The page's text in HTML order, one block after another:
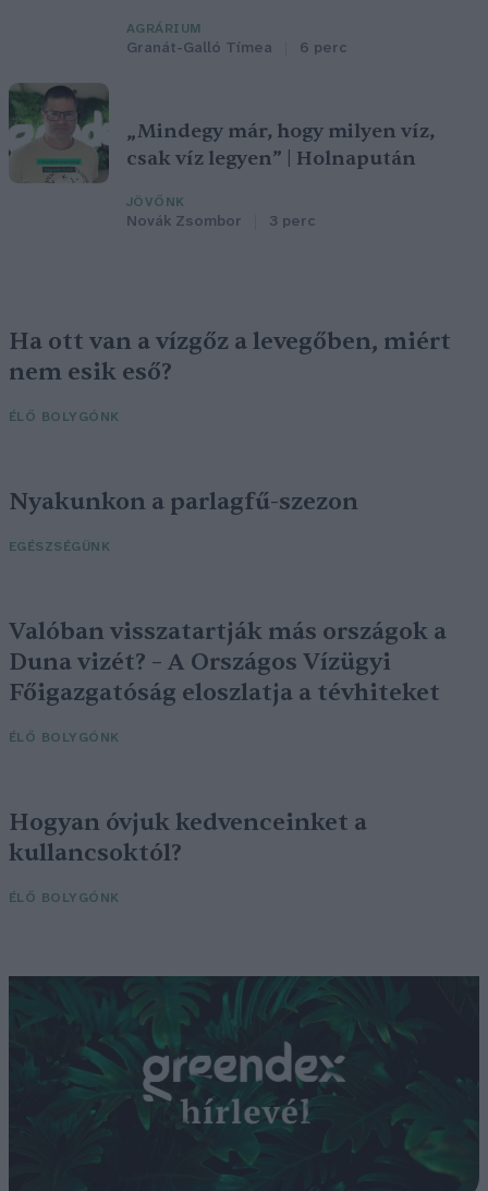
AGRÁRIUM
Granát-Galló Tímea 6 perc
„Mindegy már, hogy milyen víz,
csak víz legyen” | Holnapután
JÖVŐNK
Novák Zsombor 3 perc
Ha ott van a vízgőz a levegőben, miért
nem esik eső?
ÉLŐ BOLYGÓNK
Nyakunkon a parlagfű-szezon
EGÉSZSÉGÜNK
Valóban visszatartják más országok a
Duna vizét? – A Országos Vízügyi
Főigazgatóság eloszlatja a tévhiteket
ÉLŐ BOLYGÓNK
Hogyan óvjuk kedvenceinket a
kullancsoktól?
ÉLŐ BOLYGÓNK